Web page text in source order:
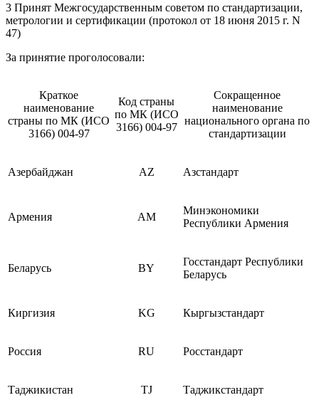
3 Принят Межгосударственным советом по стандартизации,
метрологии и сертификации (протокол от 18 июня 2015 г. N
47)
За принятие проголосовали:
Краткое
наименование
страны по МК (ИСО
3166) 004-97
Код страны
по МК (ИСО
3166) 004-97
Сокращенное
наименование
национального органа по
стандартизации
Азербайджан AZ Азстандарт
Армения AM
Минэкономики
Республики Армения
Беларусь BY
Госстандарт Республики
Беларусь
Киргизия KG Кыргызстандарт
Россия RU Росстандарт
Таджикистан TJ Таджикстандарт